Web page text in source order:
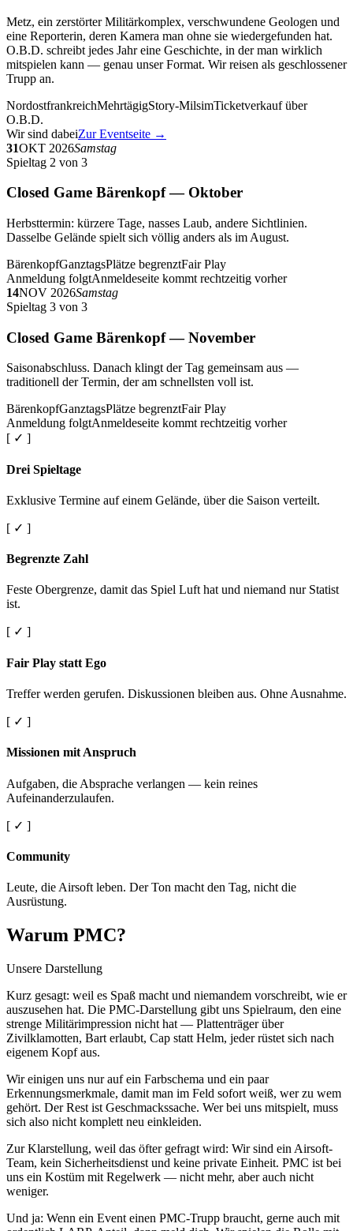
Metz, ein zerstörter Militärkomplex, verschwundene Geologen und
eine Reporterin, deren Kamera man ohne sie wiedergefunden hat.
O.B.D. schreibt jedes Jahr eine Geschichte, in der man wirklich
mitspielen kann — genau unser Format. Wir reisen als geschlossener
Trupp an.
NordostfrankreichMehrtägigStory-MilsimTicketverkauf über
O.B.D.
Wir sind dabeiZur Eventseite →
31OKT 2026Samstag
Spieltag 2 von 3
Closed Game Bärenkopf — Oktober
Herbsttermin: kürzere Tage, nasses Laub, andere Sichtlinien.
Dasselbe Gelände spielt sich völlig anders als im August.
BärenkopfGanztagsPlätze begrenztFair Play
Anmeldung folgtAnmeldeseite kommt rechtzeitig vorher
14NOV 2026Samstag
Spieltag 3 von 3
Closed Game Bärenkopf — November
Saisonabschluss. Danach klingt der Tag gemeinsam aus —
traditionell der Termin, der am schnellsten voll ist.
BärenkopfGanztagsPlätze begrenztFair Play
Anmeldung folgtAnmeldeseite kommt rechtzeitig vorher
[ ✓ ]
Drei Spieltage
Exklusive Termine auf einem Gelände, über die Saison verteilt.
[ ✓ ]
Begrenzte Zahl
Feste Obergrenze, damit das Spiel Luft hat und niemand nur Statist
ist.
[ ✓ ]
Fair Play statt Ego
Treffer werden gerufen. Diskussionen bleiben aus. Ohne Ausnahme.
[ ✓ ]
Missionen mit Anspruch
Aufgaben, die Absprache verlangen — kein reines
Aufeinanderzulaufen.
[ ✓ ]
Community
Leute, die Airsoft leben. Der Ton macht den Tag, nicht die
Ausrüstung.
Warum PMC?
Unsere Darstellung
Kurz gesagt: weil es Spaß macht und niemandem vorschreibt, wie er
auszusehen hat. Die PMC-Darstellung gibt uns Spielraum, den eine
strenge Militärimpression nicht hat — Plattenträger über
Zivilklamotten, Bart erlaubt, Cap statt Helm, jeder rüstet sich nach
eigenem Kopf aus.
Wir einigen uns nur auf ein Farbschema und ein paar
Erkennungsmerkmale, damit man im Feld sofort weiß, wer zu wem
gehört. Der Rest ist Geschmackssache. Wer bei uns mitspielt, muss
sich also nicht komplett neu einkleiden.
Zur Klarstellung, weil das öfter gefragt wird: Wir sind ein Airsoft-
Team, kein Sicherheitsdienst und keine private Einheit. PMC ist bei
uns ein Kostüm mit Regelwerk — nicht mehr, aber auch nicht
weniger.
Und ja: Wenn ein Event einen PMC-Trupp braucht, gerne auch mit